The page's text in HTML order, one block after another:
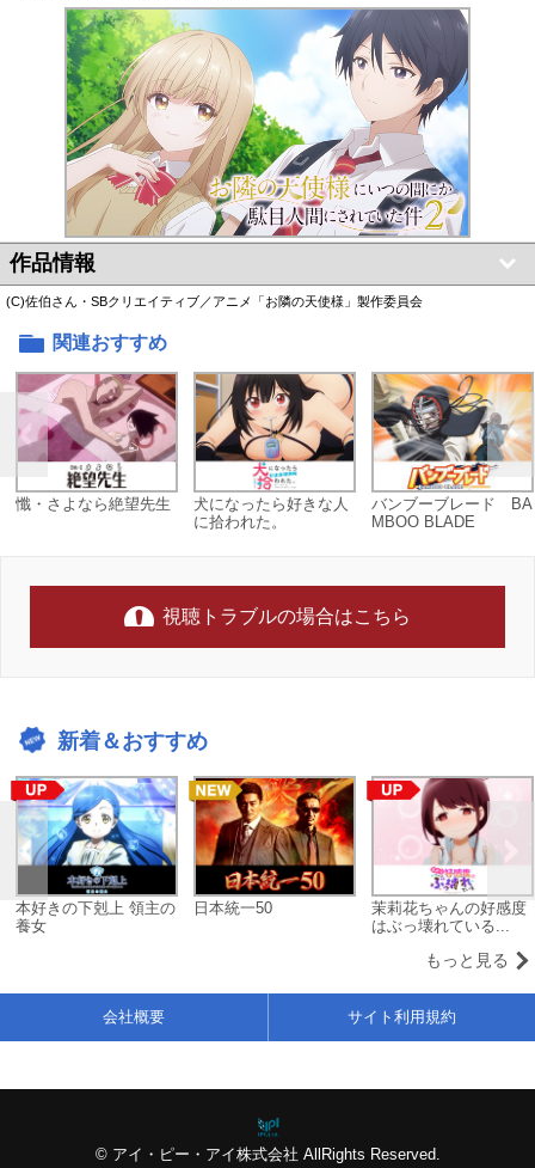
作品情報
(C)佐伯さん・SBクリエイティブ／アニメ「お隣の天使様」製作委員会
関連おすすめ
懺・さよなら絶望先生
犬になったら好きな人
に拾われた。
バンブーブレード BA
MBOO BLADE
視聴トラブルの場合はこちら
新着＆おすすめ
本好きの下剋上 領主の
養女
日本統一50
茉莉花ちゃんの好感度
はぶっ壊れている...
もっと見る
© アイ・ピー・アイ株式会社 AllRights Reserved.
会社概要 サイト利用規約